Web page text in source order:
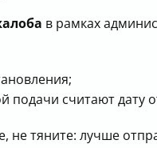
в рамках
подачи считают
не тяните: лучше